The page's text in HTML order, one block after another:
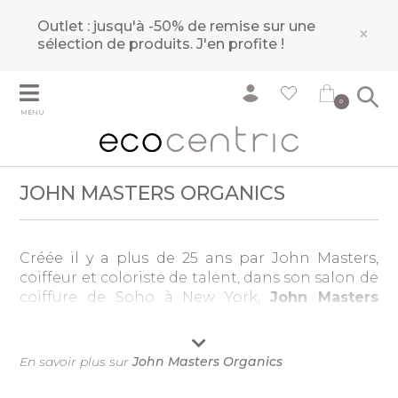
Outlet : jusqu'à -50% de remise sur une
sélection de produits.J'en profite ! ×
MENU
0
JOHN MASTERS ORGANICS
Créée il y a plus de 25 ans par John Masters,
coiffeur et coloriste de talent, dans son salon de
coiffure de Soho à New York, John Masters
shampoing et soins capillaires bio de luxe dont
certains sont même labellisés USDA Organic.
En savoir plus surJohn Masters Organics